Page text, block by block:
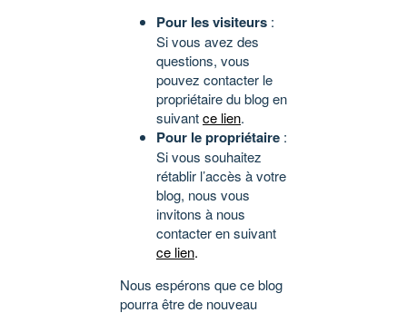
Pour les visiteurs :
Si vous avez des
questions, vous
pouvez contacter le
propriétaire du blog en
suivantce lien.
Pour le propriétaire :
Si vous souhaitez
rétablir l’accès à votre
blog, nous vous
invitons à nous
contacter en suivant
ce lien.
Nous espérons que ce blog
pourra être de nouveau